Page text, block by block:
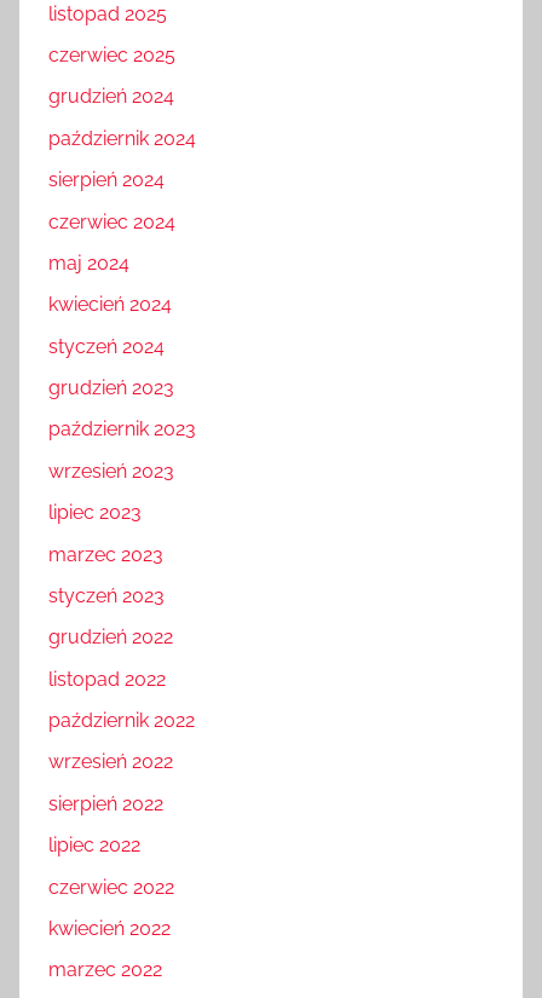
listopad 2025
czerwiec 2025
grudzień 2024
październik 2024
sierpień 2024
czerwiec 2024
maj 2024
kwiecień 2024
styczeń 2024
grudzień 2023
październik 2023
wrzesień 2023
lipiec 2023
marzec 2023
styczeń 2023
grudzień 2022
listopad 2022
październik 2022
wrzesień 2022
sierpień 2022
lipiec 2022
czerwiec 2022
kwiecień 2022
marzec 2022